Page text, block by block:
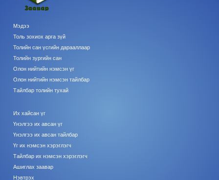
Мэдээ
Толь зохиох арга зүй
Толийн сан үсгийн дарааллаар
Толийн зургийн сан
Олон нийтийн нэмсэн үг
Олон нийтийн нэмсэн тайлбар
Тайлбар толийн тухай
Их хайсан үг
Үнэлгээ их авсан үг
Үнэлгээ их авсан тайлбар
Үг их нэмсэн хэрэглэгч
Тайлбар их нэмсэн хэрэглэгч
Ашиглах заавар
Нэвтрэх